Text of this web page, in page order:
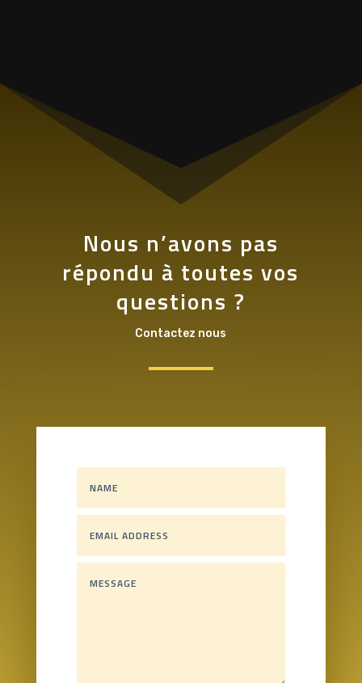
Nous n’avons pas
répondu à toutes vos
questions ?
Contactez nous